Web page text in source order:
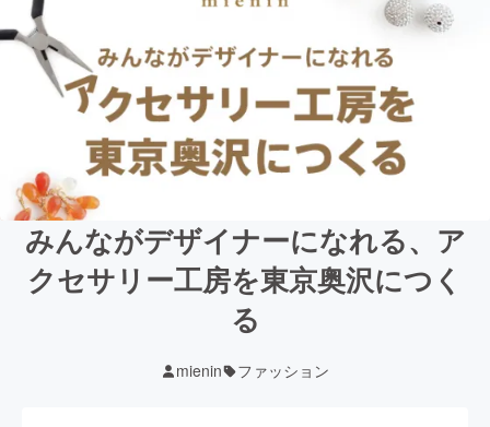
みんながデザイナーになれる、ア
クセサリー工房を東京奥沢につく
る
mienin ファッション